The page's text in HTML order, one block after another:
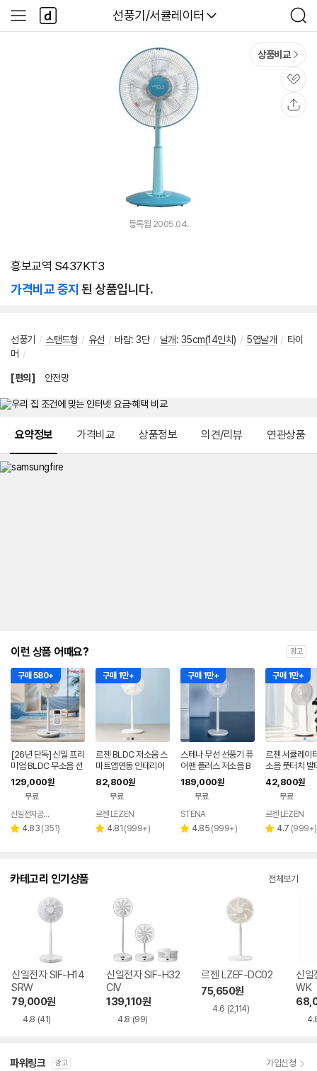
다나와
선풍기/서큘레이터
검
색
사
이
다
나
와
상품비교
관
심
등록월 2005.04.
흥보교역 S437KT3
가격비교 중지 된 상품입니다.
선풍기 / 스탠드형 / 유선 / 바람: 3단 / 날개: 35cm(14인치) / 5엽날개 / 타이
머 /
[편의] 안전망
요약정보 가격비교 상품정보 의견/리뷰 연관상품
이런 상품 어때요? 광고
구매 580+
[26년 단독] 신일 프리
미엄 BLDC 무소음 선
풍기 35cm 서큘레이
터 아이보리
129,000원
무료
페이
신일전자공식인증 베스트바이
별 4.83 리
(351)
구매 1만+
르젠 BLDC 저소음 스
마트앱연동 인테리어
써큘레이터 선풍기 LZ
EF-DC290 릴리화이
82,800원
무료
르젠 LEZEN
별 4.81 리
(999+)
구매 1만+
스테나 무선 선풍기 퓨
어팬 플러스 저소음 B
LDC 가정용 아기 신생
아
189,000원
무료
STENA
별 4.85 리
(999+)
구매 1만+
르젠 서큘레이
소음 풋터치 발
모컨 스탠드형
LZEF-R132C
42,800원
무료
르젠 LEZEN
별 4.7 리
(999+)
카테고리 인기상품 전체보기
신일전자 SIF-H14
SRW
79,000원
4.8 (41)
신일전자 SIF-H32
CIV
139,110원
4.8 (99)
르젠 LZEF-DC02
75,650원
4.6 (2,114)
신
WK
파워링크 광고 가입신청